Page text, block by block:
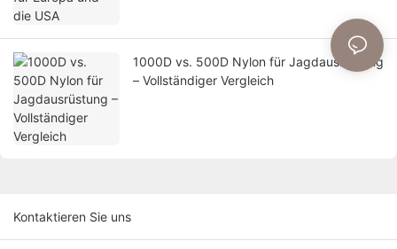
1000D vs. 500D Nylon für Jagdausrüstung
– Vollständiger Vergleich
Kontaktieren Sie uns